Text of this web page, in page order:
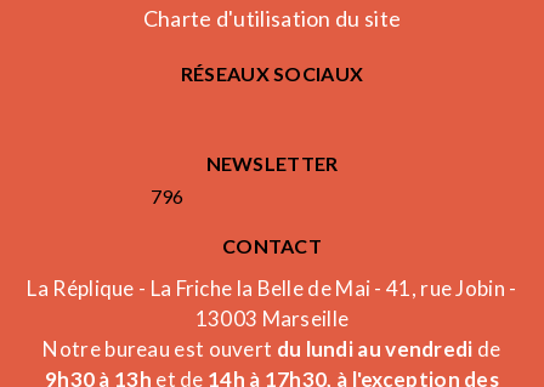
Charte d'utilisation du site
RÉSEAUX SOCIAUX
NEWSLETTER
796
CONTACT
La Réplique - La Friche la Belle de Mai - 41, rue Jobin -
13003 Marseille
Notre bureau est ouvert du lundi au vendredi de
9h30 à 13h et de 14h à 17h30, à l'exception des